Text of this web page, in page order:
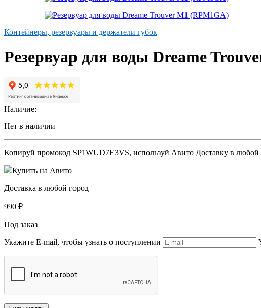
Контейнеры, резервуары и держатели губок
Резервуар для воды Dreame
Наличие:
Нет в наличии
Копируй промокод SP1WUD7E3VS, используй Авито Доставку в любой
Купить на Авито
Доставка в любой город
990 ₽
Под заказ
Укажите E-mail, чтобы узнать о поступлении